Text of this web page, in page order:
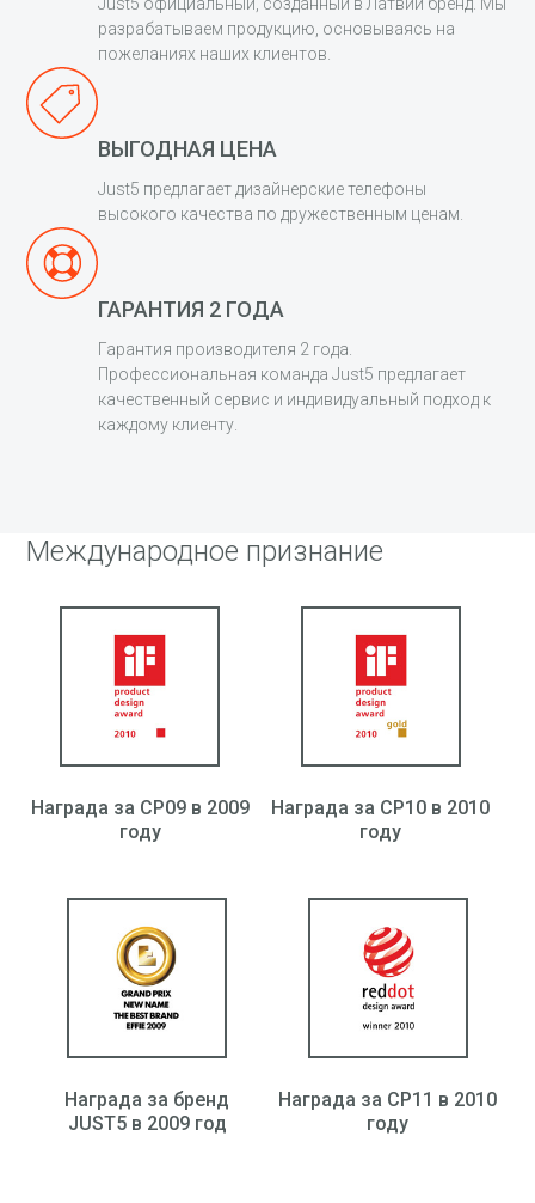
разрабатываем продукцию, основываясь на
пожеланиях наших клиентов.
ВЫГОДНАЯ ЦЕНА
Just5 предлагает дизайнерские телефоны
высокого качества по дружественным ценам.
ГАРАНТИЯ 2 ГОДА
Гарантия производителя 2 года.
Профессиональная команда Just5 предлагает
качественный сервис и индивидуальный подход к
каждому клиенту.
Международное признание
Награда за CP09 в 2009
году
Награда за CP10 в 2010
году
Награда за бренд
JUST5 в 2009 год
Награда за CP11 в 2010
году